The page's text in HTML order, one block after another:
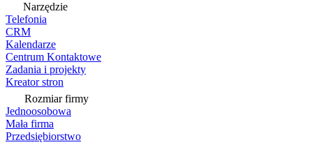
Narzędzie
Telefonia
CRM
Kalendarze
Centrum Kontaktowe
Zadania i projekty
Kreator stron
Rozmiar firmy
Jednoosobowa
Mała firma
Przedsiębiorstwo